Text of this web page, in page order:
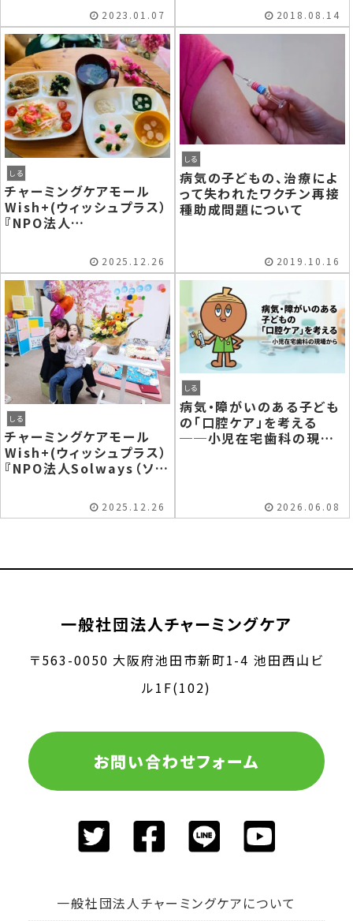
2023.01.07 2018.08.14
しる
チャーミングケアモール
Wish+(ウィッシュプラス）
『NPO法人
2025.12.26
しる
病気の子どもの、治療によ
って失われたワクチン再接
種助成問題について
2019.10.16
しる
チャーミングケアモール
Wish+(ウィッシュプラス）
『NPO法人Solways（ソル
2025.12.26
しる
病気・障がいのある子ども
の「口腔ケア」を考える
──小児在宅歯科の現場
2026.06.08
一般社団法人チャーミングケア
〒563-0050 大阪府池田市新町1-4 池田西山ビ
ル1F(102)
お問い合わせフォーム
一般社団法人チャーミングケアについて